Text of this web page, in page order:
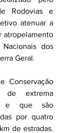
Rodovias e
atenuar a
atropelamento
dos
Geral.
Conservação
de extrema
e que são
por quatro
de estradas.